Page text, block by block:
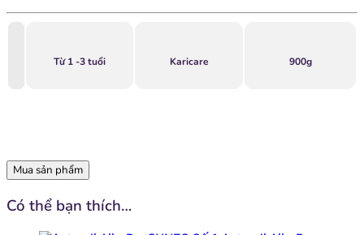
Từ 1 -3 tuổi Karicare 900g
Mua sản phẩm
Có thể bạn thích…